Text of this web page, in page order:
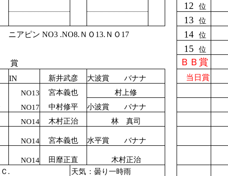
12
位
13 位
ニアピン NO3 .NO8.ＮＯ13.ＮＯ17 14 位
15
位
賞 ＢＢ賞
IN 新井武彦 大波賞 バナナ 当日賞
NO13 宮本義也
村上修
NO17 中村修平
小波賞 バナナ
NO14 木村正治
林 真司
NO14 宮本義也
水平賞 バナナ
NO14 田靡正直
木村正治
. 天気 ：曇り一時雨